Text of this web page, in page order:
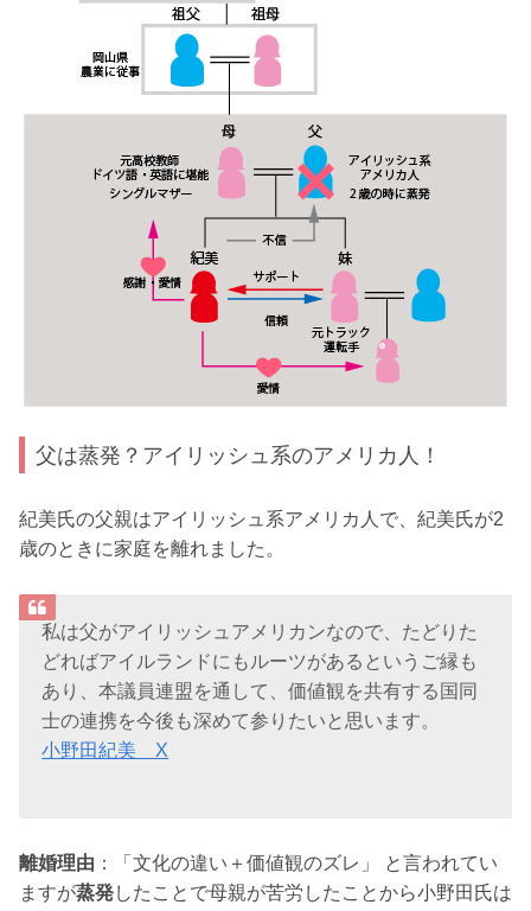
父は蒸発？アイリッシュ系のアメリカ人！
紀美氏の父親はアイリッシュ系アメリカ人で、紀美氏が2
歳のときに家庭を離れました。
私は父がアイリッシュアメリカンなので、たどりた
どればアイルランドにもルーツがあるというご縁も
あり、本議員連盟を通して、価値観を共有する国同
士の連携を今後も深めて参りたいと思います。
小野田紀美 X
離婚理由 ：「文化の違い＋価値観のズレ」 と言われてい
ますが蒸発したことで母親が苦労したことから小野田氏は